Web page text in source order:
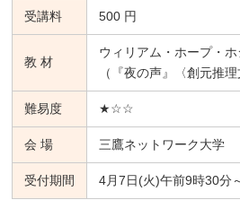
受講料 500 円
教 材
ウィリアム・ホープ・ホ
（『夜の声』〈創元推理
難易度 ★☆☆
会 場 三鷹ネットワーク大学
受付期間 4月7日(火)午前9時30分